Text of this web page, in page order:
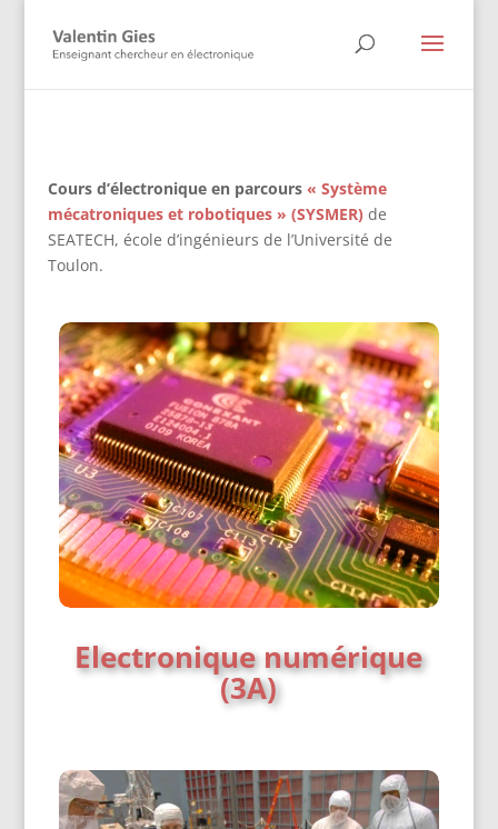
Cours d’électronique en parcours« Système
mécatroniques et robotiques » (SYSMER) de
SEATECH, école d’ingénieurs de l’Université de
Toulon.
Electronique numérique
(3A)